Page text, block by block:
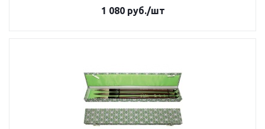
1 080руб./шт